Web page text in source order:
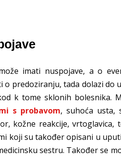
imati nuspojave, a o
o predoziranju, tada dolazi
k tome sklonih bolesnika.
s probavom, suhoća usta,
kožne reakcije, vrtoglavica,
koji su također opisani u
sestru. Također se